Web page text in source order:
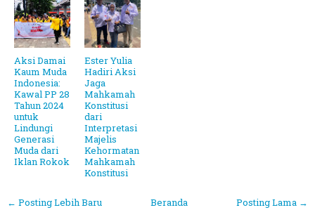
Aksi Damai
Kaum Muda
Indonesia:
Kawal PP 28
Tahun 2024
untuk
Lindungi
Generasi
Muda dari
Iklan Rokok
Ester Yulia
Hadiri Aksi
Jaga
Mahkamah
Konstitusi
dari
Interpretasi
Majelis
Kehormatan
Mahkamah
Konstitusi
← Posting Lebih Baru Posting Lama →
Beranda